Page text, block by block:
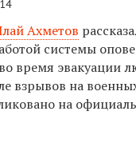
Ахметов
системы
время эвакуации
взрывов на
на